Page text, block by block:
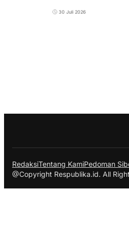
30 Juli 2026
RedaksiTentang KamiPedoman
@Copyright Respublika.id. All